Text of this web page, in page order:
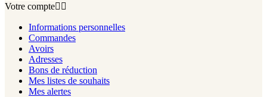
Votre compte 
Informations personnelles
Commandes
Avoirs
Adresses
Bons de réduction
Mes listes de souhaits
Mes alertes